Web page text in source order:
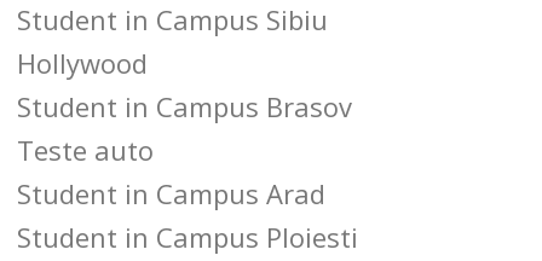
Student in Campus Sibiu
Hollywood
Student in Campus Brasov
Teste auto
Student in Campus Arad
Student in Campus Ploiesti